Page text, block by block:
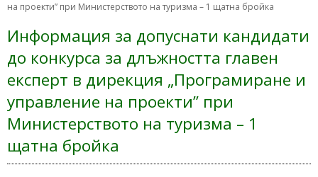
на проекти” при Министерството на туризма – 1 щатна бройка
Информация за допуснати кандидати
до конкурса за длъжността главен
експерт в дирекция „Програмиране и
управление на проекти” при
Министерството на туризма – 1
щатна бройка